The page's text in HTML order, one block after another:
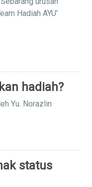
Hadiah AYU'
hadiah?
Yu. Norazlin
status